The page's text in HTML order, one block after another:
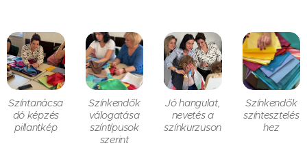
Színtanácsa
dó képzés
pillantkép
Színkendők
válogatása
színtípusok
szerint
Jó hangulat,
nevetés a
színkurzuson
Színkendők
színtesztelés
hez